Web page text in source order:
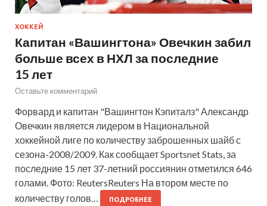
ХОККЕЙ
Капитан «Вашингтона» Овечкин забил
больше всех в НХЛ за последние
15 лет
Оставьте комментарий
Форвард и капитан "Вашингтон Кэпиталз" Александр
Овечкин является лидером в Национальной
хоккейной лиге по количеству заброшенных шайб с
сезона-2008/2009. Как сообщает Sportsnet Stats, за
последние 15 лет 37-летний россиянин отметился 646
голами. Фото: ReutersReuters На втором месте по
количеству голов…
ПОДРОБНЕЕ